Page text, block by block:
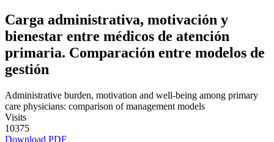
Carga administrativa, motivación y
bienestar entre médicos de atención
primaria. Comparación entre modelos de
gestión
Administrative burden, motivation and well-being among primary
care physicians: comparison of management models
Visits
10375
Download PDF